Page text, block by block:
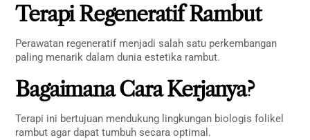
Terapi Regeneratif Rambut
Perawatan regeneratif menjadi salah satu perkembangan
paling menarik dalam dunia estetika rambut.
Bagaimana Cara Kerjanya?
Terapi ini bertujuan mendukung lingkungan biologis folikel
rambut agar dapat tumbuh secara optimal.